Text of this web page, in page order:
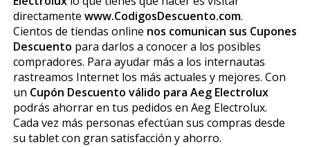
directamente www.CodigosDescuento.com.
Cientos de tiendas online nos comunican sus Cupones
Descuento para darlos a conocer a los posibles
compradores. Para ayudar más a los internautas
rastreamos Internet los más actuales y mejores. Con
un Cupón Descuento válido para Aeg Electrolux
podrás ahorrar en tus pedidos en Aeg Electrolux.
Cada vez más personas efectúan sus compras desde
su tablet con gran satisfacción y ahorro.